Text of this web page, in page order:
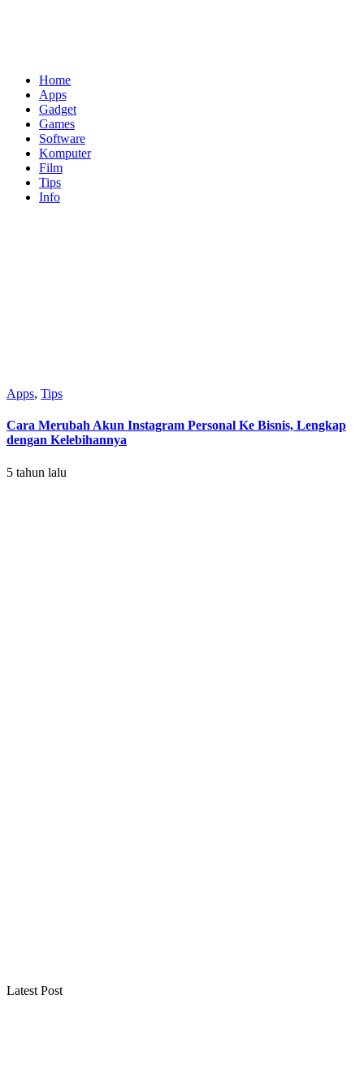
Home
Apps
Gadget
Games
Software
Komputer
Film
Tips
Info
Apps, Tips
Cara Merubah Akun Instagram Personal Ke Bisnis, Lengkap
dengan Kelebihannya
5 tahun lalu
Latest Post